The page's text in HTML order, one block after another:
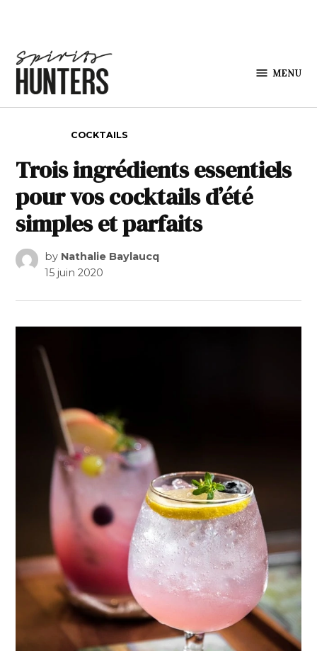
MENU
COCKTAILS
Trois ingrédients essentiels
pour vos cocktails d’été
simples et parfaits
by Nathalie Baylaucq
15 juin 2020